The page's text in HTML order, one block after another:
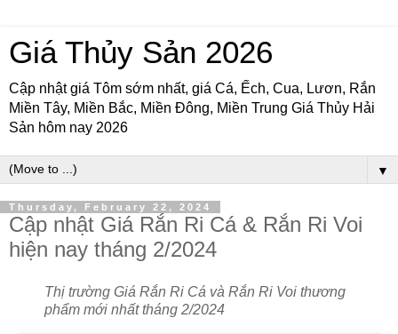
Giá Thủy Sản 2026
Cập nhật giá Tôm sớm nhất, giá Cá, Ếch, Cua, Lươn, Rắn
Miền Tây, Miền Bắc, Miền Đông, Miền Trung Giá Thủy Hải
Sản hôm nay 2026
▼
Thursday, February 22, 2024
Cập nhật Giá Rắn Ri Cá & Rắn Ri Voi
hiện nay tháng 2/2024
Thị trường Giá Rắn Ri Cá và Rắn Ri Voi thương
phẩm mới nhất tháng 2/2024